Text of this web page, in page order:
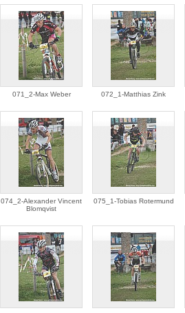
071_2-Max Weber 072_1-Matthias Zink
074_2-Alexander Vincent
Blomqvist
075_1-Tobias Rotermund